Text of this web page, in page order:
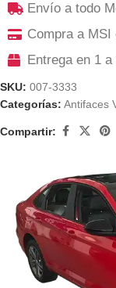
Envío a todo
Compra a
Entrega en 1
SKU: 007-3333
Categorías: Antifaces
Compartir: